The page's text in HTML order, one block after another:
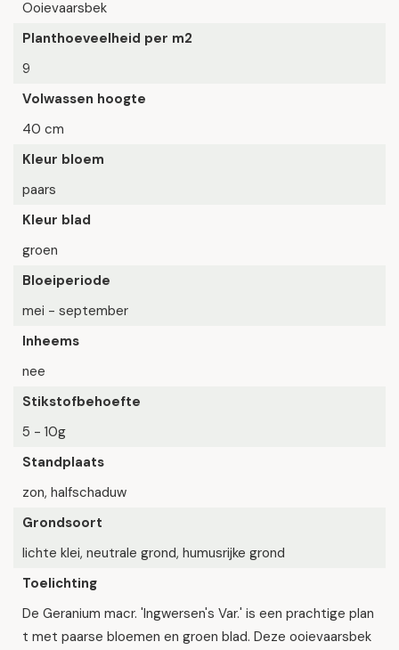
Ooievaarsbek
Planthoeveelheid per m2
9
Volwassen hoogte
40 cm
Kleur bloem
paars
Kleur blad
groen
Bloeiperiode
mei - september
Inheems
nee
Stikstofbehoefte
5 - 10g
Standplaats
zon, halfschaduw
Grondsoort
lichte klei, neutrale grond, humusrijke grond
Toelichting
De Geranium macr. 'Ingwersen's Var.' is een prachtige plan
t met paarse bloemen en groen blad. Deze ooievaarsbek